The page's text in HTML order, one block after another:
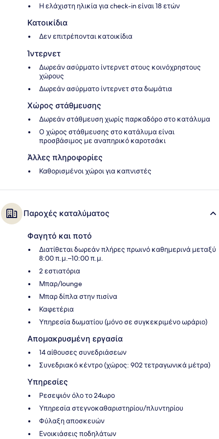
Η ελάχιστη ηλικία για check-in είναι 18 ετών
Κατοικίδια
Δεν επιτρέπονται κατοικίδια
Ίντερνετ
Δωρεάν ασύρματο ίντερνετ στους κοινόχρηστους
χώρους
Δωρεάν ασύρματο ίντερνετ στα δωμάτια
Χώρος στάθμευσης
Δωρεάν στάθμευση χωρίς παρκαδόρο στο κατάλυμα
Ο χώρος στάθμευσης στο κατάλυμα είναι
προσβάσιμος με αναπηρικό καροτσάκι
Άλλες πληροφορίες
Καθορισμένοι χώροι για καπνιστές
Παροχές καταλύματος
Φαγητό και ποτό
Διατίθεται δωρεάν πλήρες πρωινό καθημερινά μεταξύ
8:00 π.μ.–10:00 π.μ.
2 εστιατόρια
Μπαρ/lounge
Μπαρ δίπλα στην πισίνα
Καφετέρια
Υπηρεσία δωματίου (μόνο σε συγκεκριμένο ωράριο)
Απομακρυσμένη εργασία
14 αίθουσες συνεδριάσεων
Συνεδριακό κέντρο (χώρος: 902 τετραγωνικά μέτρα)
Υπηρεσίες
Ρεσεψιόν όλο το 24ωρο
Υπηρεσία στεγνοκαθαριστηρίου/πλυντηρίου
Φύλαξη αποσκευών
Ενοικιάσεις ποδηλάτων